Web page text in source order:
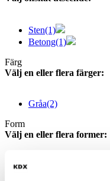
Sten(1)
Betong(1)
Färg
Välj en eller flera färger:
Gråa(2)
Form
Välj en eller flera former: